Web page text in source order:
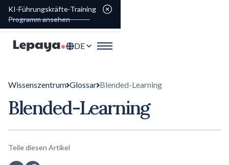
KI-Führungskräfte-Training
Programm ansehen
DE
Wissenszentrum Glossar Blended-Learning
Blended-Learning
Teile diesen Artikel